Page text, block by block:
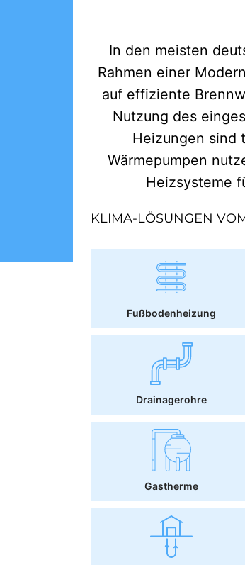
In den meisten
Rahmen einer
auf effiziente
Nutzung des
Heizungen sind
Wärmepumpen
Heizsysteme
KLIMA-LÖSUNGEN
Fußbodenheizung
Drainagerohre
Gastherme